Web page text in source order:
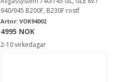
940/945 B200F, B230F rostf
Artnr: VOK94002
4995 NOK
2-10 virkedagar